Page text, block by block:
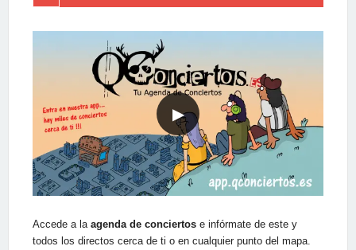
▶
Accede a la agenda de conciertos e infórmate de este y
todos los directos cerca de ti o en cualquier punto del mapa.